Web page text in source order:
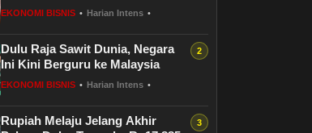
Berbahaya
EKONOMI BISNIS • Harian Intens •
Dulu Raja Sawit Dunia, Negara
Ini Kini Berguru ke Malaysia
EKONOMI BISNIS • Harian Intens •
Rupiah Melaju Jelang Akhir